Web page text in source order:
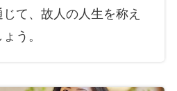
て、故人の人生を称え
う。